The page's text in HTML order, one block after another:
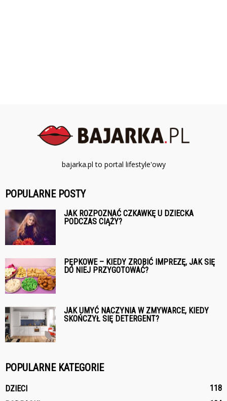
bajarka.pl to portal lifestyle'owy
POPULARNE POSTY
JAK ROZPOZNAĆ CZKAWKĘ U DZIECKA
PODCZAS CIĄŻY?
PĘPKOWE – KIEDY ZROBIĆ IMPREZĘ, JAK SIĘ
DO NIEJ PRZYGOTOWAĆ?
JAK UMYĆ NACZYNIA W ZMYWARCE, KIEDY
SKOŃCZYŁ SIĘ DETERGENT?
POPULARNE KATEGORIE
DZIECI
118